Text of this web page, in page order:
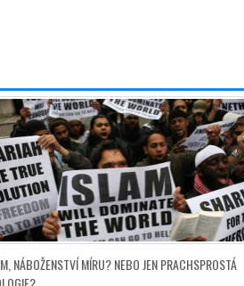
NÁBOŽENSTVÍ MÍRU? NEBO JEN PRACHSPROSTÁ